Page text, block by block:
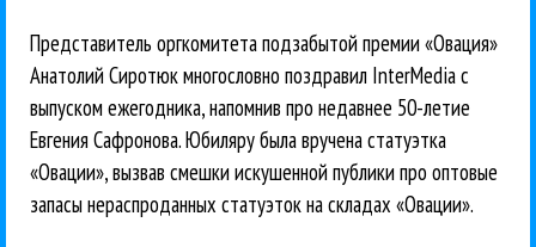
Представитель оргкомитета подзабытой премии «Овация»
Анатолий Сиротюк многословно поздравил InterMedia с
выпуском ежегодника, напомнив про недавнее 50-летие
Евгения Сафронова. Юбиляру была вручена статуэтка
«Овации», вызвав смешки искушенной публики про оптовые
запасы нераспроданных статуэток на складах «Овации».